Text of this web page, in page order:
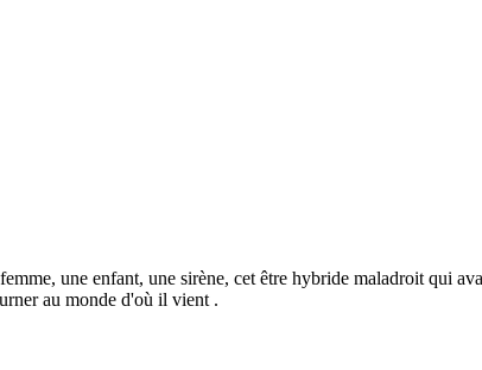
une enfant, une sirène, cet être hybride maladroit qui
au monde d'où il vient .